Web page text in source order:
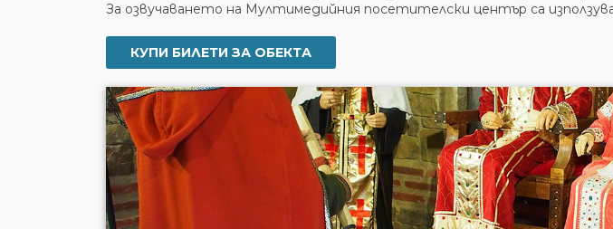
За озвучаването на Мултимедийния посетителски център са
КУПИ БИЛЕТИ ЗА ОБЕКТА